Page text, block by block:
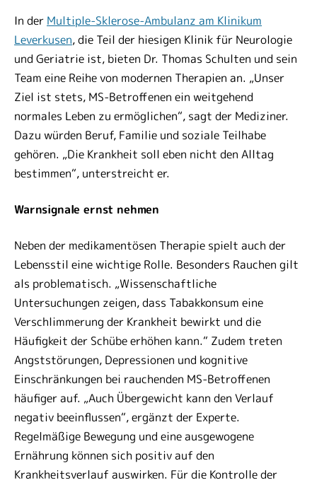
In der Multiple-Sklerose-Ambulanz am Klinikum
Leverkusen, die Teil der hiesigen Klinik für Neurologie
und Geriatrie ist, bieten Dr. Thomas Schulten und sein
Team eine Reihe von modernen Therapien an. „Unser
Ziel ist stets, MS-Betroffenen ein weitgehend
normales Leben zu ermöglichen“, sagt der Mediziner.
Dazu würden Beruf, Familie und soziale Teilhabe
gehören. „Die Krankheit soll eben nicht den Alltag
bestimmen“, unterstreicht er.
Warnsignale ernst nehmen
Neben der medikamentösen Therapie spielt auch der
Lebensstil eine wichtige Rolle. Besonders Rauchen gilt
als problematisch. „Wissenschaftliche
Untersuchungen zeigen, dass Tabakkonsum eine
Verschlimmerung der Krankheit bewirkt und die
Häufigkeit der Schübe erhöhen kann.“ Zudem treten
Angststörungen, Depressionen und kognitive
Einschränkungen bei rauchenden MS-Betroffenen
häufiger auf. „Auch Übergewicht kann den Verlauf
negativ beeinflussen“, ergänzt der Experte.
Regelmäßige Bewegung und eine ausgewogene
Ernährung können sich positiv auf den
Krankheitsverlauf auswirken. Für die Kontrolle der